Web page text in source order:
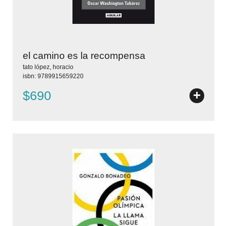
el camino es la recompensa
tato lópez, horacio
isbn: 9789915659220
$690 +